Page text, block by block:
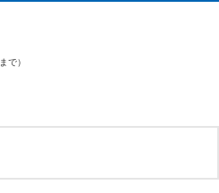
で）